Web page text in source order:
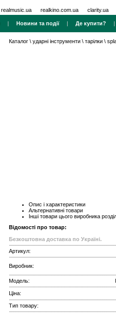
realmusic.ua realkino.com.ua clarity.ua
| Новини та події| Де купити?
Каталог \ ударні інструменти \ тарілки \
Опис і характеристики
Альтернативні товари
Інші товари цього виробника
Відомості про товар:
Безкоштовна доставка по Україні.
Артикул:
Виробник:
Модель:
Ціна:
Тип товару: